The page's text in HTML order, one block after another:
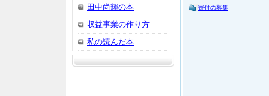
田中尚輝の本
収益事業の作り方
私の読んだ本
寄付の募集